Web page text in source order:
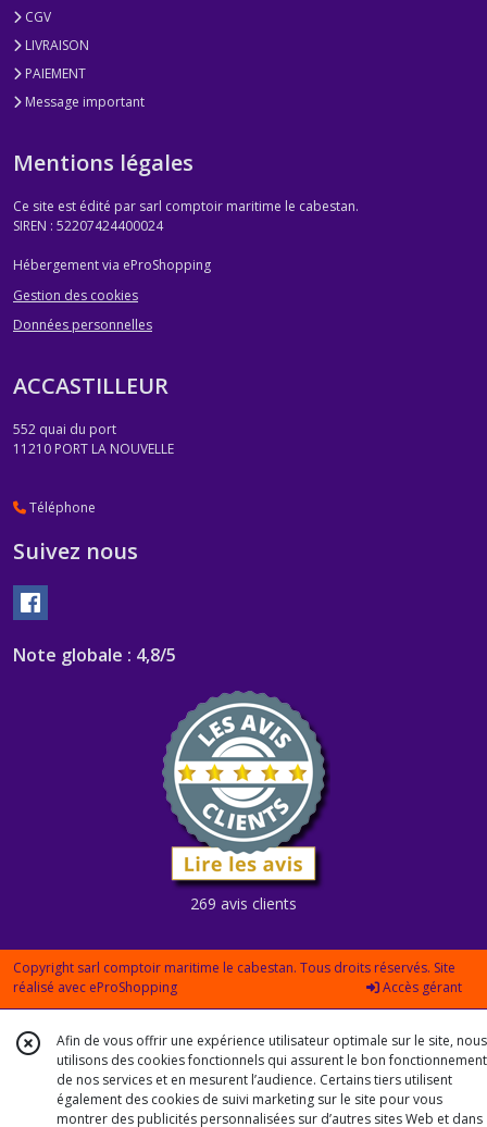
CGV
LIVRAISON
PAIEMENT
Message important
Mentions légales
Ce site est édité par sarl comptoir maritime le cabestan.
SIREN : 52207424400024
Hébergement via eProShopping
Gestion des cookies
Données personnelles
ACCASTILLEUR
552 quai du port
11210 PORT LA NOUVELLE
Téléphone
Suivez nous
Note globale : 4,8/5
269 avis clients
Copyright sarl comptoir maritime le cabestan. Tous droits réservés. Site
réalisé avec eProShopping Accès gérant
Afin de vous offrir une expérience utilisateur optimale sur le site, nous
utilisons des cookies fonctionnels qui assurent le bon fonctionnement
de nos services et en mesurent l’audience. Certains tiers utilisent
également des cookies de suivi marketing sur le site pour vous
montrer des publicités personnalisées sur d’autres sites Web et dans